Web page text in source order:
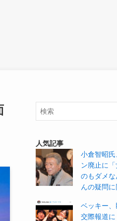
人気記事
小倉智昭
ン廃止に
のもダメ
んの疑問に
ベッキー
交際報道